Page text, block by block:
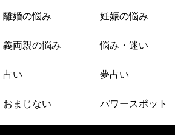
離婚の悩み 妊娠の悩み
義両親の悩み 悩み・迷い
占い 夢占い
おまじない パワースポット